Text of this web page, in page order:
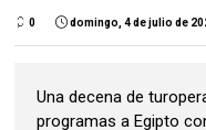
0 domingo, 4 de julio de
Una decena de
programas a Egipto